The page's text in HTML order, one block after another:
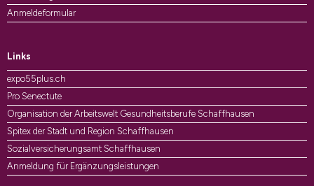
Anmeldeformular
Links
expo55plus.ch
Pro Senectute
Organisation der Arbeitswelt Gesundheitsberufe Schaffhausen
Spitex der Stadt und Region Schaffhausen
Sozialversicherungsamt Schaffhausen
Anmeldung für Ergänzungsleistungen